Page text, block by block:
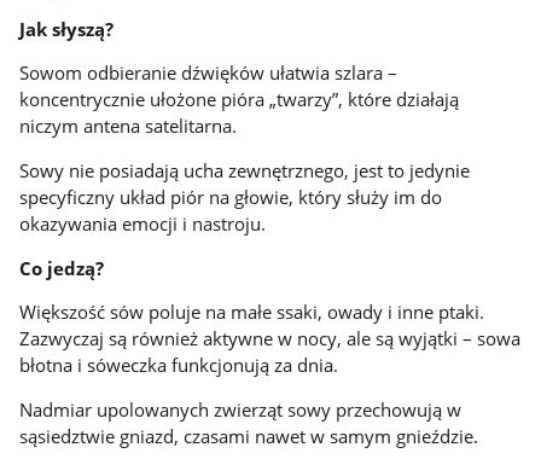
Jak słyszą?
Sowom odbieranie dźwięków ułatwia szlara –
koncentrycznie ułożone pióra „twarzy”, które działają
niczym antena satelitarna.
Sowy nie posiadają ucha zewnętrznego, jest to jedynie
specyficzny układ piór na głowie, który służy im do
okazywania emocji i nastroju.
Co jedzą?
Większość sów poluje na małe ssaki, owady i inne ptaki.
Zazwyczaj są również aktywne w nocy, ale są wyjątki – sowa
błotna i sóweczka funkcjonują za dnia.
Nadmiar upolowanych zwierząt sowy przechowują w
sąsiedztwie gniazd, czasami nawet w samym gnieździe.